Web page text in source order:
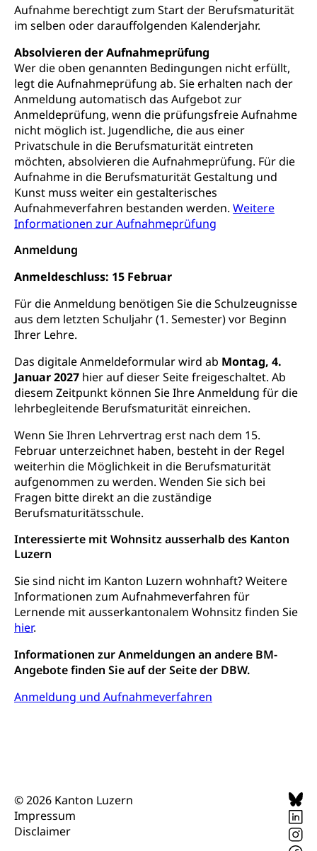
Aufnahme berechtigt zum Start der Berufsmaturität
im selben oder darauffolgenden Kalenderjahr.
Absolvieren der Aufnahmeprüfung
Wer die oben genannten Bedingungen nicht erfüllt,
legt die Aufnahmeprüfung ab. Sie erhalten nach der
Anmeldung automatisch das Aufgebot zur
Anmeldeprüfung, wenn die prüfungsfreie Aufnahme
nicht möglich ist. Jugendliche, die aus einer
Privatschule in die Berufsmaturität eintreten
möchten, absolvieren die Aufnahmeprüfung. Für die
Aufnahme in die Berufsmaturität Gestaltung und
Kunst muss weiter ein gestalterisches
Aufnahmeverfahren bestanden werden. Weitere
Informationen zur Aufnahmeprüfung
Anmeldung
Anmeldeschluss: 15 Februar
Für die Anmeldung benötigen Sie die Schulzeugnisse
aus dem letzten Schuljahr (1. Semester) vor Beginn
Ihrer Lehre.
Das digitale Anmeldeformular wird ab Montag, 4.
Januar 2027 hier auf dieser Seite freigeschaltet. Ab
diesem Zeitpunkt können Sie Ihre Anmeldung für die
lehrbegleitende Berufsmaturität einreichen.
Wenn Sie Ihren Lehrvertrag erst nach dem 15.
Februar unterzeichnet haben, besteht in der Regel
weiterhin die Möglichkeit in die Berufsmaturität
aufgenommen zu werden. Wenden Sie sich bei
Fragen bitte direkt an die zuständige
Berufsmaturitätsschule.
Interessierte mit Wohnsitz ausserhalb des Kanton
Luzern
Sie sind nicht im Kanton Luzern wohnhaft? Weitere
Informationen zum Aufnahmeverfahren für
Lernende mit ausserkantonalem Wohnsitz finden Sie
hier.
Informationen zur Anmeldungen an andere BM-
Angebote finden Sie auf der Seite der DBW.
Anmeldung und Aufnahmeverfahren
© 2026 Kanton Luzern
Impressum
Disclaimer
Prävention (Polizei)
Suchtprävention
Gesundheitsversorgung
Sozialhilfe
(gruezi.lu.ch)
Krankenversicherung (WAS Luzern)
Existenzsicherung - Sozialhilfe
Soziales und Gesellschaft (Dienststelle)
Opferhilfe
Arbeitslosenversicherung (WAS Luzern)
Invalidenversicherung (WAS Luzern)
Soziale Sicherheit
Drogenabhängigkeit, Drogensucht,
Medikamentenabhängigkeit,
Arzneimittelabhängigkeit, Suchtkrankheit,
Drogenabhängige, Drogensüchtige,
Betäubungsmittel, Suchtmittel, Psychopharmaka
Fachstelle Sucht Region Luzern
Drogen (Polizei)
Sucht
Gesundheitsversorgung
Gesundheitsversorgung, Spital, Pflegeinitiative,
Ambulant vor stationär, AVOS, Patientendossier
Gesundheitsversorgung
AHV / IV
Sozialversicherung, Vorsorgeeinrichtung,
Säule, Hilflosenentschädigung,
Todesfallversicherung
Hilfslosenentschädigung (WAS Luzern)
AHV-Hinterlassenenrente (WAS Luzern)
AHV-Beiträge (WAS Luzern)
Informationsstelle AHV/IV
Ergänzungsleistungen (EL) (WAS Luzern)
AHV-Altersrente (WAS Luzern)
IV-Leistungen (WAS Luzern)
Behinderung
Körperbehinderung, körperliche Behinderung,
geistige Behinderung, psychische Behinderung,
Erwerbsunfähigkeit, Behinderte
Menschen mit Behinderungen
Kultur und Medien
Archive und Bibliotheken
Bücher, Bundesarchiv, Landesbibliothek
Staatsarchiv Luzern
Archiv der Denkmalpflege
Kulturelle Einrichtungen
Museen, Theater, Bibliotheken
Dienststelle Kultur
Kunst & Kultur (Luzern Tourismus)
Kulturförderung
Kulturpolitik, Sprachförderung, Denkmalpflege,
kulturelles Angebot, Kulturerbe, kulturelles Erbe,
Förderung, Kulturausschreibungen, Kulturpreis,
Werkbeitrag, Produktionsbeitrag, Recherche,
Musik, Entwicklung, Programmbeiträge,
Zentralschweizer Filmförderung
Mobilität
Schiene und öffentlicher Verkehr